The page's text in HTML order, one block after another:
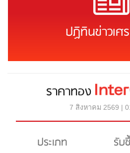
ปฏิทินข่าวเศ
ราคาทอง
7 สิงหาคม 2569 |
ประเภท รับ